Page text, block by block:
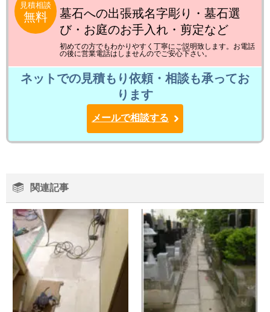
見積相談
無料
墓石への出張戒名字彫り・墓石選
び・お庭のお手入れ・剪定など
初めての方でもわかりやすく丁寧にご説明致します。お電話
の後に営業電話はしませんのでご安心下さい。
ネットでの見積もり依頼・相談も承ってお
ります
メールで相談する
関連記事